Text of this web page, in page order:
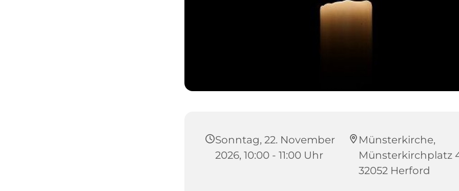
Sonntag, 22. November
2026, 10:00 - 11:00 Uhr
Münsterkirche,
Münsterkirchplatz
32052 Herford